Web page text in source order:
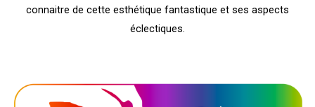
connaitre de cette esthétique fantastique et ses aspects
éclectiques.